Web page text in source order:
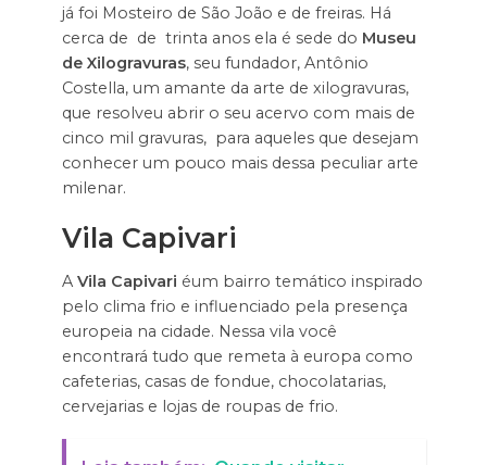
já foi Mosteiro de São João e de freiras. Há
cerca de de trinta anos ela é sede do Museu
de Xilogravuras, seu fundador, Antônio
Costella, um amante da arte de xilogravuras,
que resolveu abrir o seu acervo com mais de
cinco mil gravuras, para aqueles que desejam
conhecer um pouco mais dessa peculiar arte
milenar.
Vila Capivari
A Vila Capivari éum bairro temático inspirado
pelo clima frio e influenciado pela presença
europeia na cidade. Nessa vila você
encontrará tudo que remeta à europa como
cafeterias, casas de fondue, chocolatarias,
cervejarias e lojas de roupas de frio.